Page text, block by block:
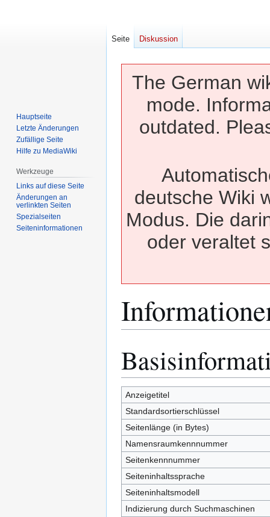
The German
mode.
outdated.
deutsche Wiki
Modus. Die
oder veraltet
Navigation
Suche
Anzeigetitel
Standardsortierschlüssel
Seitenlänge (in Bytes)
Namensraumkennnummer
Seitenkennnummer
Seiteninhaltssprache
Seiteninhaltsmodell
Indizierung durch Suchmaschinen
Seite Diskussion
Hauptseite
Letzte Änderungen
Zufällige Seite
Hilfe zu MediaWiki
Werkzeuge
Links auf diese Seite
Änderungen an
verlinkten Seiten
Spezialseiten
Seiten­­informationen